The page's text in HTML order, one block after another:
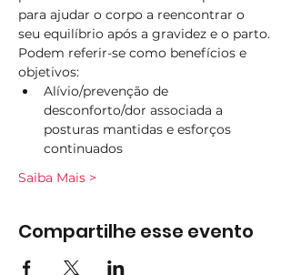
para ajudar o corpo a reencontrar o
seu equilíbrio após a gravidez e o parto.
Podem referir-se como benefícios e
objetivos:
Alívio/prevenção de
desconforto/dor associada a
posturas mantidas e esforços
continuados
Saiba Mais >
Compartilhe esse evento